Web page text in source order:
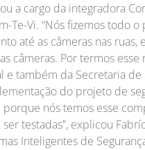
a cargo da integradora
Te-Vi. “Nós fizemos todo
até as câmeras nas ruas,
câmeras. Por termos
também da Secretaria de
do projeto de
nós temos esse
testadas”, explicou
Inteligentes de